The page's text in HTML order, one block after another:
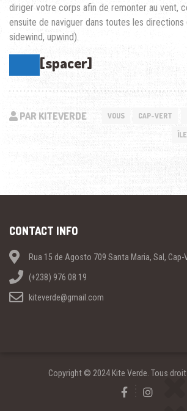
diriger votre corps afin de remonter au vent,
ensuite de naviguer dans toutes les directions
sidewind, upwind).
[spacer]
PAR KITEVERDE VOUS CAP-VERT
CONTACT INFO
Rua 15 de Agosto 709 Santa Maria, Sal, Cap-
(+238) 976 08 19
kiteverde@gmail.com
Copyright © 2024 Kite Verde. Tous